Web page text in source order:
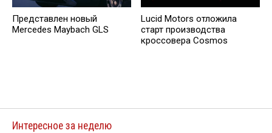
Представлен новый
Mercedes Maybach GLS
Lucid Motors отложила
старт производства
кроссовера Cosmos
Интересное за неделю